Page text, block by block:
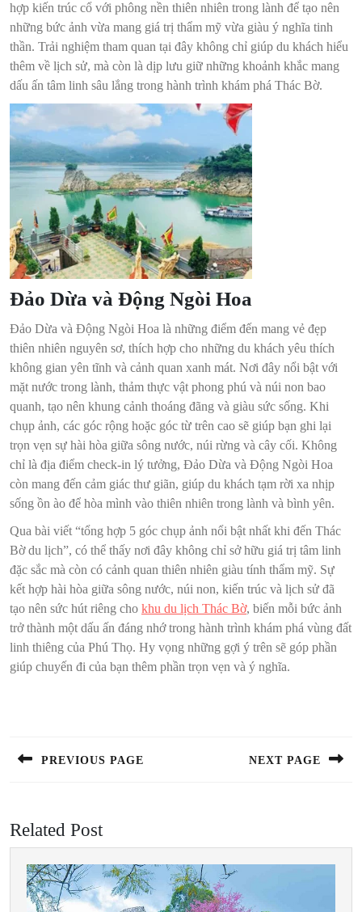
hợp kiến trúc cổ với phông nền thiên nhiên trong lành để tạo nên
những bức ảnh vừa mang giá trị thẩm mỹ vừa giàu ý nghĩa tinh
thần. Trải nghiệm tham quan tại đây không chỉ giúp du khách hiểu
thêm về lịch sử, mà còn là dịp lưu giữ những khoảnh khắc mang
dấu ấn tâm linh sâu lắng trong hành trình khám phá Thác Bờ.
Đảo Dừa và Động Ngòi Hoa
Đảo Dừa và Động Ngòi Hoa là những điểm đến mang vẻ đẹp
thiên nhiên nguyên sơ, thích hợp cho những du khách yêu thích
không gian yên tĩnh và cảnh quan xanh mát. Nơi đây nổi bật với
mặt nước trong lành, thảm thực vật phong phú và núi non bao
quanh, tạo nên khung cảnh thoáng đãng và giàu sức sống. Khi
chụp ảnh, các góc rộng hoặc góc từ trên cao sẽ giúp bạn ghi lại
trọn vẹn sự hài hòa giữa sông nước, núi rừng và cây cối. Không
chỉ là địa điểm check-in lý tưởng, Đảo Dừa và Động Ngòi Hoa
còn mang đến cảm giác thư giãn, giúp du khách tạm rời xa nhịp
sống ồn ào để hòa mình vào thiên nhiên trong lành và bình yên.
Qua bài viết “tổng hợp 5 góc chụp ảnh nổi bật nhất khi đến Thác
Bờ du lịch”, có thể thấy nơi đây không chỉ sở hữu giá trị tâm linh
đặc sắc mà còn có cảnh quan thiên nhiên giàu tính thẩm mỹ. Sự
kết hợp hài hòa giữa sông nước, núi non, kiến trúc và lịch sử đã
tạo nên sức hút riêng cho khu du lịch Thác Bờ, biến mỗi bức ảnh
trở thành một dấu ấn đáng nhớ trong hành trình khám phá vùng đất
linh thiêng của Phú Thọ. Hy vọng những gợi ý trên sẽ góp phần
giúp chuyến đi của bạn thêm phần trọn vẹn và ý nghĩa.
bài
PREVIOUS PAGE NEXT PAGE
Related Post